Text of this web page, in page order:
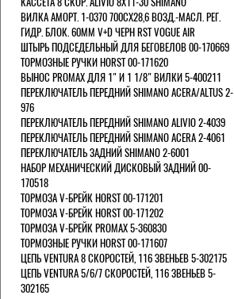
ВИЛКА АМОРТ. 1-0370 700СХ28,6 ВОЗД.-МАСЛ. РЕГ.
ГИДР. БЛОК. 60ММ V+D ЧЕРН RST VOGUE AIR
ШТЫРЬ ПОДСЕДЕЛЬНЫЙ ДЛЯ БЕГОВЕЛОВ 00-170669
ТОРМОЗНЫЕ РУЧКИ HORST 00-171620
ВЫНОС PROMAX ДЛЯ 1" И 1 1/8" ВИЛКИ 5-400211
ПЕРЕКЛЮЧАТЕЛЬ ПЕРЕДНИЙ SHIMANO ACERA/ALTUS 2-
976
ПЕРЕКЛЮЧАТЕЛЬ ПЕРЕДНИЙ SHIMANO ALIVIO 2-4039
ПЕРЕКЛЮЧАТЕЛЬ ПЕРЕДНИЙ SHIMANO ACERA 2-4061
ПЕРЕКЛЮЧАТЕЛЬ ЗАДНИЙ SHIMANO 2-6001
НАБОР МЕХАНИЧЕСКИЙ ДИСКОВЫЙ ЗАДНИЙ 00-
170518
ТОРМОЗА V-БРЕЙК HORST 00-171201
ТОРМОЗА V-БРЕЙК HORST 00-171202
ТОРМОЗА V-БРЕЙК PROMAX 5-360830
ТОРМОЗНЫЕ РУЧКИ HORST 00-171607
ЦЕПЬ VENTURA 8 СКОРОСТЕЙ, 116 ЗВЕНЬЕВ 5-302175
ЦЕПЬ VENTURA 5/6/7 СКОРОСТЕЙ, 116 ЗВЕНЬЕВ 5-
302165